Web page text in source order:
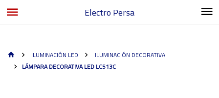
Electro Persa
ILUMINACIÓN LED
ILUMINACIÓN DECORATIVA
LÁMPARA DECORATIVA LED LC513C